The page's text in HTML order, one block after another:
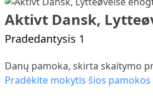
Aktivt Dansk,
Pradedantysis 1
Danų pamoka, skirta skaitymo
Pradėkite mokytis šios